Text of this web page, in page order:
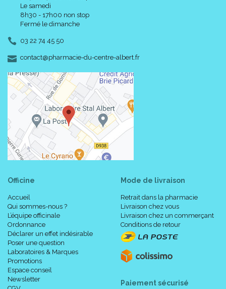
Le samedi
8h30 - 17h00 non stop
Fermé le dimanche
03 22 74 45 50
contact-
@-
pharmacie-du-centre-albert.fr
Officine
Accueil
Qui sommes-nous ?
L’équipe officinale
Ordonnance
Déclarer un effet indésirable
Poser une question
Laboratoires & Marques
Promotions
Espace conseil
Newsletter
Mode de livraison
Retrait dans la pharmacie
Livraison chez vous
Livraison chez un commerçant
Conditions de retour
Paiement sécurisé